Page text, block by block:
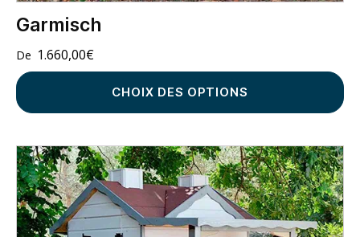
Garmisch
1.660,00€
CHOIX DES OPTIONS